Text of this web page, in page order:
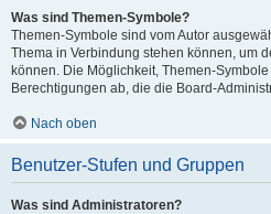
Was sind Themen-Symbole?
Themen-Symbole sind vom Autor
Thema in Verbindung stehen können, um
können. Die Möglichkeit, Themen-
Berechtigungen ab, die die Board-
Nach oben
Benutzer-Stufen und Gruppen
Was sind Administratoren?